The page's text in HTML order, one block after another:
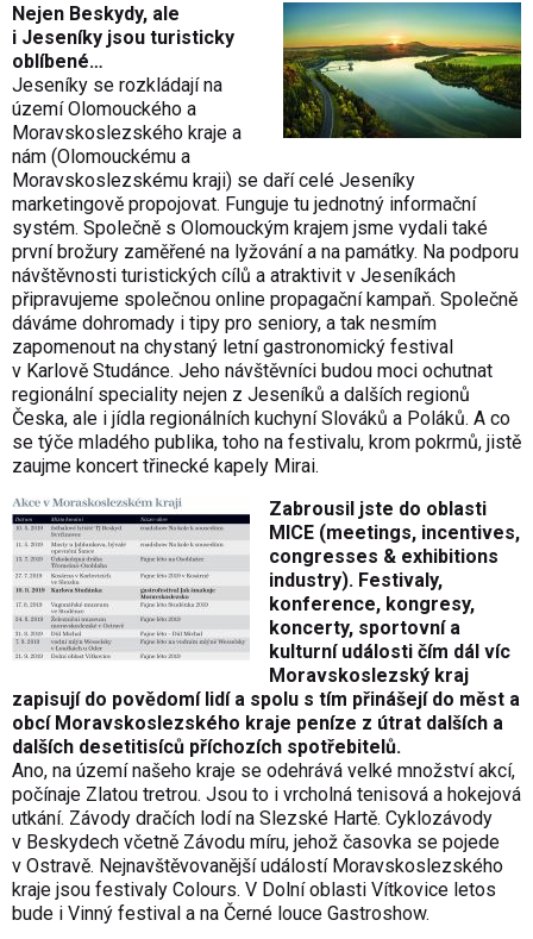
Nejen Beskydy, ale
i Jeseníky jsou turisticky
oblíbené…
Jeseníky se rozkládají na
území Olomouckého a
Moravskoslezského kraje a
nám (Olomouckému a
Moravskoslezskému kraji) se daří celé Jeseníky
marketingově propojovat. Funguje tu jednotný informační
systém. Společně s Olomouckým krajem jsme vydali také
první brožury zaměřené na lyžování a na památky. Na podporu
návštěvnosti turistických cílů a atraktivit v Jeseníkách
připravujeme společnou online propagační kampaň. Společně
dáváme dohromady i tipy pro seniory, a tak nesmím
zapomenout na chystaný letní gastronomický festival
v Karlově Studánce. Jeho návštěvníci budou moci ochutnat
regionální speciality nejen z Jeseníků a dalších regionů
Česka, ale i jídla regionálních kuchyní Slováků a Poláků. A co
se týče mladého publika, toho na festivalu, krom pokrmů, jistě
zaujme koncert třinecké kapely Mirai.
Zabrousil jste do oblasti
MICE (meetings, incentives,
congresses & exhibitions
industry). Festivaly,
konference, kongresy,
koncerty, sportovní a
kulturní události čím dál víc
Moravskoslezský kraj
zapisují do povědomí lidí a spolu s tím přinášejí do měst a
obcí Moravskoslezského kraje peníze z útrat dalších a
dalších desetitisíců příchozích spotřebitelů.
Ano, na území našeho kraje se odehrává velké množství akcí,
počínaje Zlatou tretrou. Jsou to i vrcholná tenisová a hokejová
utkání. Závody dračích lodí na Slezské Hartě. Cyklozávody
v Beskydech včetně Závodu míru, jehož časovka se pojede
v Ostravě. Nejnavštěvovanější událostí Moravskoslezského
kraje jsou festivaly Colours. V Dolní oblasti Vítkovice letos
bude i Vinný festival a na Černé louce Gastroshow.